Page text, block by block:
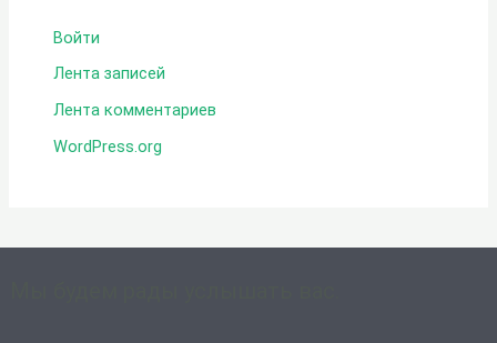
Войти
Лента записей
Лента комментариев
WordPress.org